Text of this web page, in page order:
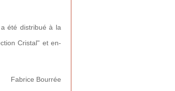
été distribué à la
Cristal" et en-
Fabrice Bourrée